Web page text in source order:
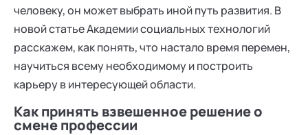
человеку, он может выбрать иной путь развития. В
новой статье Академии социальных технологий
расскажем, как понять, что настало время перемен,
научиться всему необходимому и построить
карьеру в интересующей области.
Как принять взвешенное решение о
смене профессии